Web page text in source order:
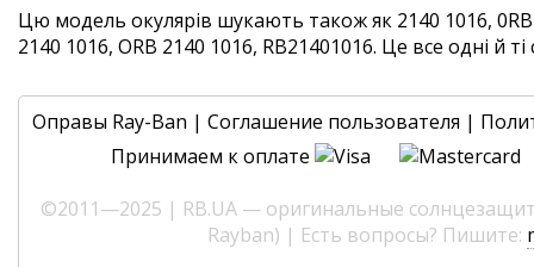
Цю модель окулярів шукають також як 2140 1016,
2140 1016, ORB 2140 1016, RB21401016. Це все одні й ті
Оправы Ray-Ban | Соглашение пользователя |
Принимаем к оплате
©2011—2025 | RB.UA — оригинальные
Rayban) | Есть вопросы? Пишите: